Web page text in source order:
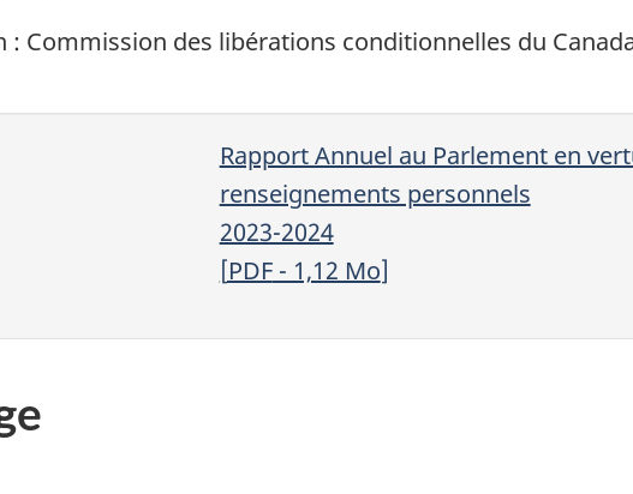
: Commission des libérations conditionnelles du
Rapport Annuel au Parlement en
renseignements personnels
2023-2024
[PDF- 1,12 Mo]